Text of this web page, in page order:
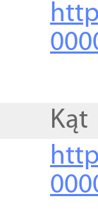
Kąt